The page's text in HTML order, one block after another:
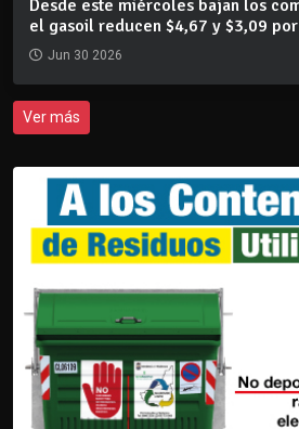
Desde este miércoles bajan los
el gasoil reducen $4,67 y $3,09
Jun 30 2026
Ver más